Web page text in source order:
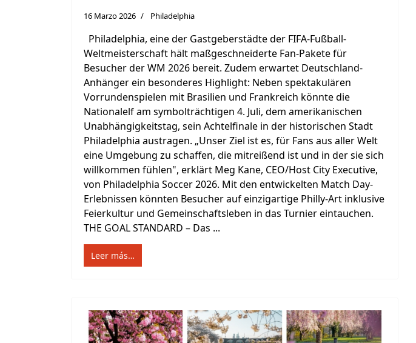
16 Marzo 2026 Philadelphia
Philadelphia, eine der Gastgeberstädte der FIFA-Fußball-
Weltmeisterschaft hält maßgeschneiderte Fan-Pakete für
Besucher der WM 2026 bereit. Zudem erwartet Deutschland-
Anhänger ein besonderes Highlight: Neben spektakulären
Vorrundenspielen mit Brasilien und Frankreich könnte die
Nationalelf am symbolträchtigen 4. Juli, dem amerikanischen
Unabhängigkeitstag, sein Achtelfinale in der historischen Stadt
Philadelphia austragen. „Unser Ziel ist es, für Fans aus aller Welt
eine Umgebung zu schaffen, die mitreißend ist und in der sie sich
willkommen fühlen", erklärt Meg Kane, CEO/Host City Executive,
von Philadelphia Soccer 2026. Mit den entwickelten Match Day-
Erlebnissen könnten Besucher auf einzigartige Philly-Art inklusive
Feierkultur und Gemeinschaftsleben in das Turnier eintauchen.
THE GOAL STANDARD – Das ...
Leer más…